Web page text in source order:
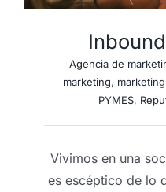
Agencia de
marketing,
PYMES,
Vivimos en una
es escéptico de lo